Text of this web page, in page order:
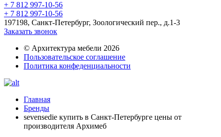
+ 7 812 997-10-56
+ 7 812 997-10-56
197198, Санкт-Петербург, Зоологический пер., д.1-3
Заказать звонок
© Архитектура мебели 2026
Пользовательское соглашение
Политика конфеденциальности
Главная
Бренды
sevensedie купить в Санкт-Петербурге цены от
производителя Архимеб